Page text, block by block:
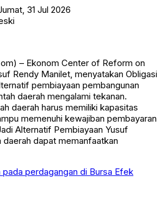
31 Jul 2026
– Ekonom Center of Reform on
Rendy Manilet, menyatakan Obligasi
pembiayaan pembangunan
daerah mengalami tekanan.
daerah harus memiliki kapasitas
memenuhi kewajiban pembayaran
Alternatif Pembiayaan Yusuf
dapat memanfaatkan